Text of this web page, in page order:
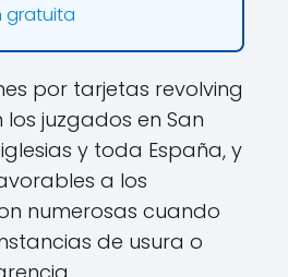
gratuita
por tarjetas revolving
juzgados en San
y toda España, y
a los
numerosas cuando
de usura o